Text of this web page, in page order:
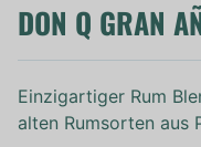
DON Q GRAN
Einzigartiger Rum
alten Rumsorten aus